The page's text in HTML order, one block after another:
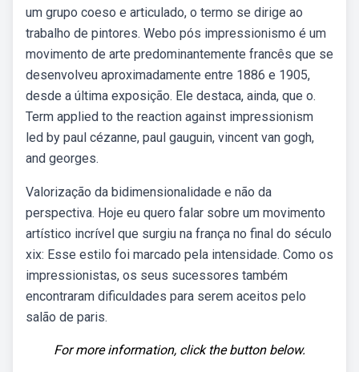
um grupo coeso e articulado, o termo se dirige ao
trabalho de pintores. Webo pós impressionismo é um
movimento de arte predominantemente francês que se
desenvolveu aproximadamente entre 1886 e 1905,
desde a última exposição. Ele destaca, ainda, que o.
Term applied to the reaction against impressionism
led by paul cézanne, paul gauguin, vincent van gogh,
and georges.
Valorização da bidimensionalidade e não da
perspectiva. Hoje eu quero falar sobre um movimento
artístico incrível que surgiu na frança no final do século
xix: Esse estilo foi marcado pela intensidade. Como os
impressionistas, os seus sucessores também
encontraram dificuldades para serem aceitos pelo
salão de paris.
For more information, click the button below.